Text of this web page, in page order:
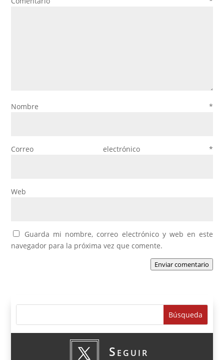
Nombre *
Correo electrónico *
Web
Guarda mi nombre, correo electrónico y web en este
navegador para la próxima vez que comente.
Enviar comentario
Seguir